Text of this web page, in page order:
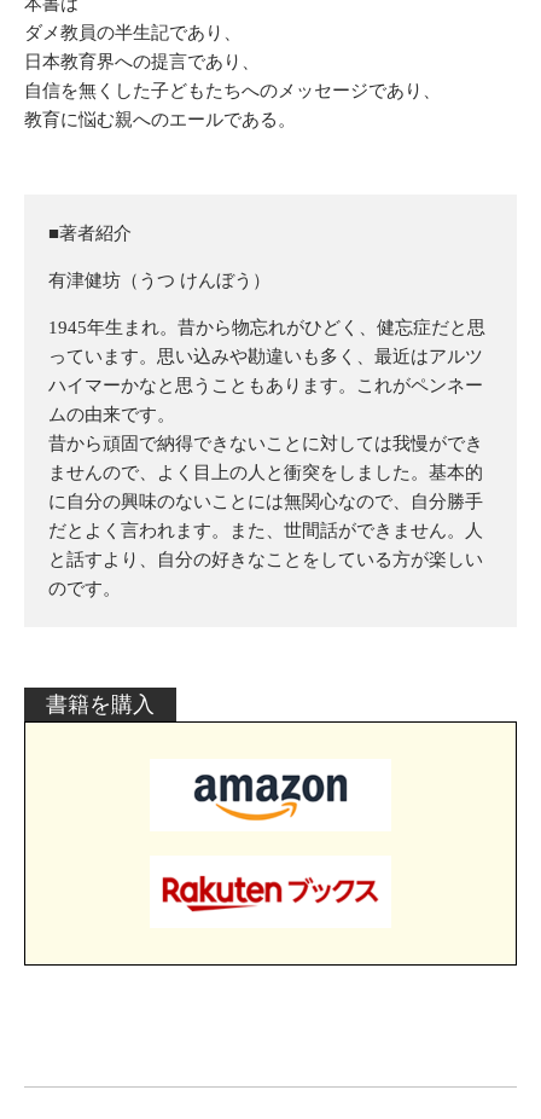
ダメ教員の半生記であり、
日本教育界への提言であり、
自信を無くした子どもたちへのメッセージであり、
教育に悩む親へのエールである。
■著者紹介
有津健坊（うつ けんぼう）
1945年生まれ。昔から物忘れがひどく、健忘症だと思
っています。思い込みや勘違いも多く、最近はアルツ
ハイマーかなと思うこともあります。これがペンネー
ムの由来です。
昔から頑固で納得できないことに対しては我慢ができ
ませんので、よく目上の人と衝突をしました。基本的
に自分の興味のないことには無関心なので、自分勝手
だとよく言われます。また、世間話ができません。人
と話すより、自分の好きなことをしている方が楽しい
のです。
書籍を購入